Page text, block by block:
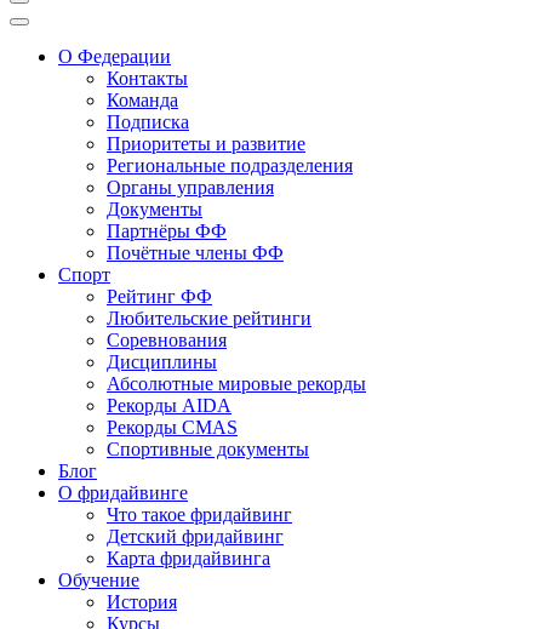
О Федерации
Контакты
Команда
Подписка
Приоритеты и развитие
Региональные подразделения
Органы управления
Документы
Партнёры ФФ
Почётные члены ФФ
Спорт
Рейтинг ФФ
Любительские рейтинги
Соревнования
Дисциплины
Абсолютные мировые рекорды
Рекорды AIDA
Рекорды CMAS
Спортивные документы
Блог
О фридайвинге
Что такое фридайвинг
Детский фридайвинг
Карта фридайвинга
Обучение
История
Курсы